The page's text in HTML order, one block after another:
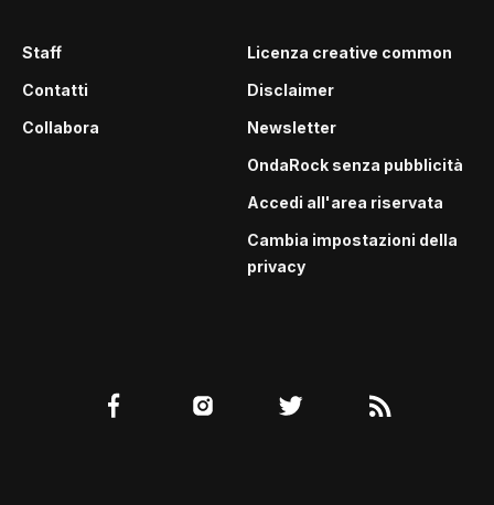
Staff
Contatti
Collabora
Licenza creative common
Disclaimer
Newsletter
OndaRock senza pubblicità
Accedi all'area riservata
Cambia impostazioni della
privacy